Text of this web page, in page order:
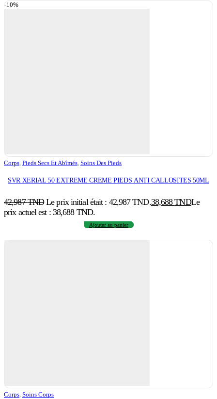
-10%
Corps Pieds Secs Et Abîmés Soins Des Pieds
SVR XERIAL 50 EXTREME CREME PIEDS ANTI CALLOSITES 50ML
42,987TND Le prix initial était : 42,987 TND.38,688TNDLe
prix actuel est : 38,688 TND.
Ajouter au panier
Corps, Soins Corps